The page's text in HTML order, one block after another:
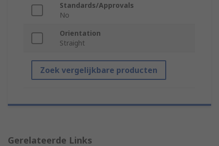
Standards/Approvals
No
Orientation
Straight
Zoek vergelijkbare producten
Gerelateerde Links